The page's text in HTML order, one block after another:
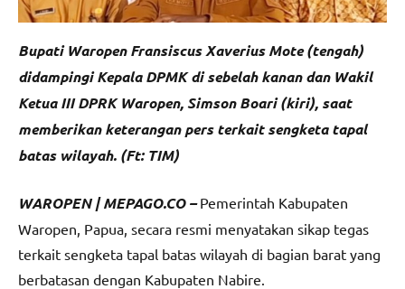
Bupati Waropen Fransiscus Xaverius Mote (tengah)
didampingi Kepala DPMK di sebelah kanan dan Wakil
Ketua III DPRK Waropen, Simson Boari (kiri), saat
memberikan keterangan pers terkait sengketa tapal
batas wilayah. (Ft: TIM)
WAROPEN | MEPAGO.CO – Pemerintah Kabupaten
Waropen, Papua, secara resmi menyatakan sikap tegas
terkait sengketa tapal batas wilayah di bagian barat yang
berbatasan dengan Kabupaten Nabire.